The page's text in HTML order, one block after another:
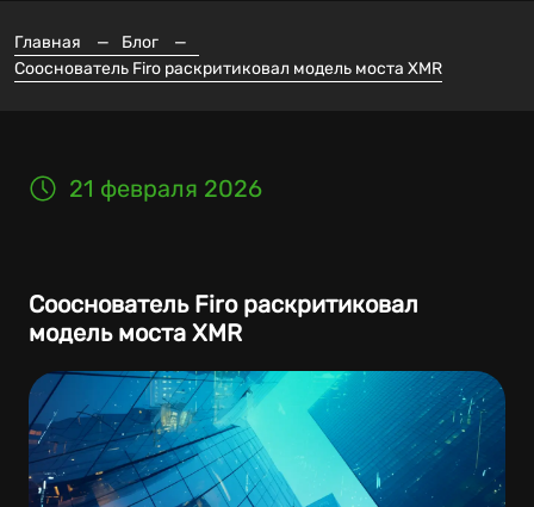
Главная — Блог
—
Сооснователь Firo раскритиковал модель моста XMR
21 февраля 2026
Сооснователь Firo раскритиковал
модель моста XMR